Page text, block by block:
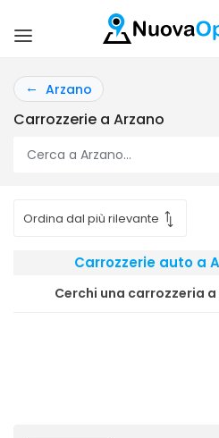
Arzano
Carrozzerie a Arzano
Carrozzerie auto a
Cerchi una carrozzeria a